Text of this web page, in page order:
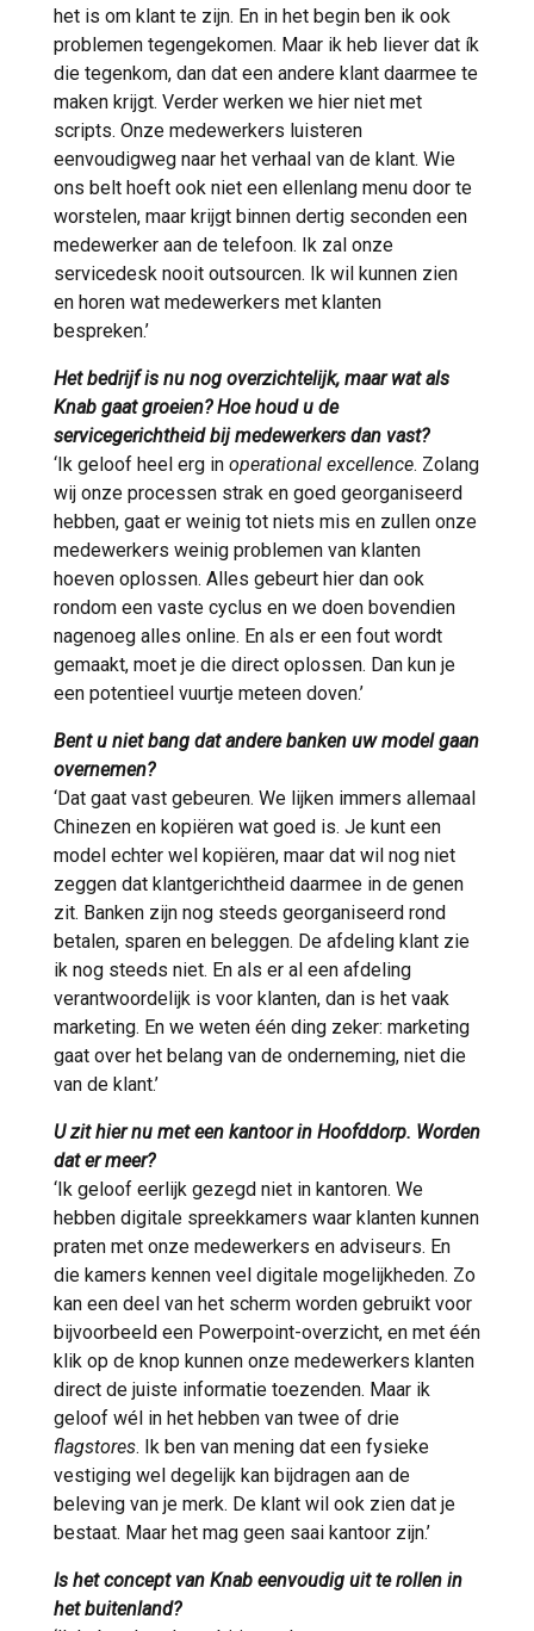
het is om klant te zijn. En in het begin ben ik ook
problemen tegengekomen. Maar ik heb liever dat ík
die tegenkom, dan dat een andere klant daarmee te
maken krijgt. Verder werken we hier niet met
scripts. Onze medewerkers luisteren
eenvoudigweg naar het verhaal van de klant. Wie
ons belt hoeft ook niet een ellenlang menu door te
worstelen, maar krijgt binnen dertig seconden een
medewerker aan de telefoon. Ik zal onze
servicedesk nooit outsourcen. Ik wil kunnen zien
en horen wat medewerkers met klanten
bespreken.’
Het bedrijf is nu nog overzichtelijk, maar wat als
Knab gaat groeien? Hoe houd u de
servicegerichtheid bij medewerkers dan vast?
‘Ik geloof heel erg in operational excellence. Zolang
wij onze processen strak en goed georganiseerd
hebben, gaat er weinig tot niets mis en zullen onze
medewerkers weinig problemen van klanten
hoeven oplossen. Alles gebeurt hier dan ook
rondom een vaste cyclus en we doen bovendien
nagenoeg alles online. En als er een fout wordt
gemaakt, moet je die direct oplossen. Dan kun je
een potentieel vuurtje meteen doven.’
Bent u niet bang dat andere banken uw model gaan
overnemen?
‘Dat gaat vast gebeuren. We lijken immers allemaal
Chinezen en kopiëren wat goed is. Je kunt een
model echter wel kopiëren, maar dat wil nog niet
zeggen dat klantgerichtheid daarmee in de genen
zit. Banken zijn nog steeds georganiseerd rond
betalen, sparen en beleggen. De afdeling klant zie
ik nog steeds niet. En als er al een afdeling
verantwoordelijk is voor klanten, dan is het vaak
marketing. En we weten één ding zeker: marketing
gaat over het belang van de onderneming, niet die
van de klant.’
U zit hier nu met een kantoor in Hoofddorp. Worden
dat er meer?
‘Ik geloof eerlijk gezegd niet in kantoren. We
hebben digitale spreekkamers waar klanten kunnen
praten met onze medewerkers en adviseurs. En
die kamers kennen veel digitale mogelijkheden. Zo
kan een deel van het scherm worden gebruikt voor
bijvoorbeeld een Powerpoint-overzicht, en met één
klik op de knop kunnen onze medewerkers klanten
direct de juiste informatie toezenden. Maar ik
geloof wél in het hebben van twee of drie
flagstores. Ik ben van mening dat een fysieke
vestiging wel degelijk kan bijdragen aan de
beleving van je merk. De klant wil ook zien dat je
bestaat. Maar het mag geen saai kantoor zijn.’
Is het concept van Knab eenvoudig uit te rollen in
het buitenland?